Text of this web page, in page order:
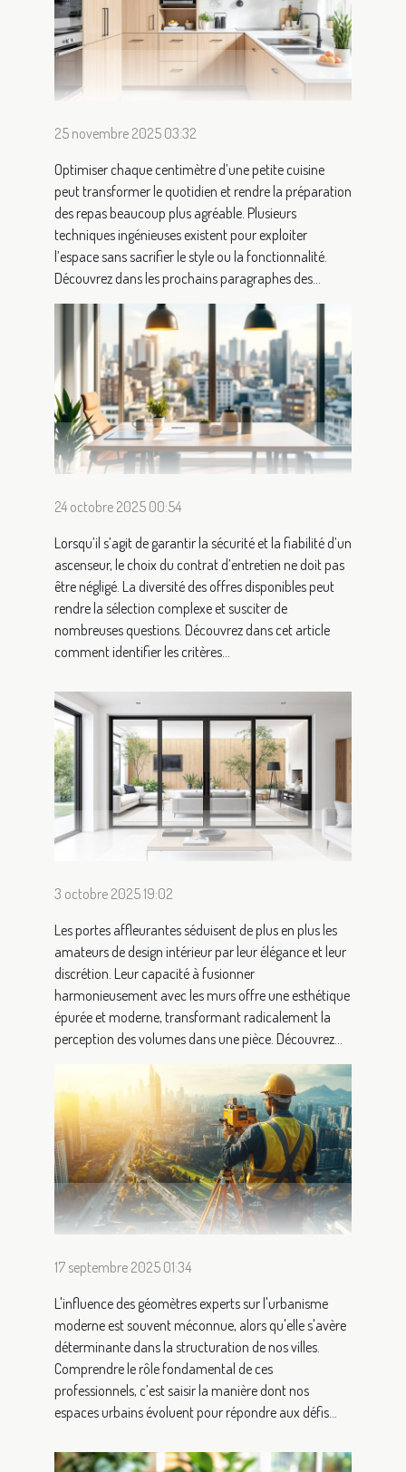
25 novembre 2025 03:32
Optimiser chaque centimètre d’une petite cuisine
peut transformer le quotidien et rendre la préparation
des repas beaucoup plus agréable. Plusieurs
techniques ingénieuses existent pour exploiter
l’espace sans sacrifier le style ou la fonctionnalité.
Découvrez dans les prochains paragraphes des...
24 octobre 2025 00:54
Lorsqu’il s’agit de garantir la sécurité et la fiabilité d’un
ascenseur, le choix du contrat d’entretien ne doit pas
être négligé. La diversité des offres disponibles peut
rendre la sélection complexe et susciter de
nombreuses questions. Découvrez dans cet article
comment identifier les critères...
3 octobre 2025 19:02
Les portes affleurantes séduisent de plus en plus les
amateurs de design intérieur par leur élégance et leur
discrétion. Leur capacité à fusionner
harmonieusement avec les murs offre une esthétique
épurée et moderne, transformant radicalement la
perception des volumes dans une pièce. Découvrez...
17 septembre 2025 01:34
L'influence des géomètres experts sur l'urbanisme
moderne est souvent méconnue, alors qu'elle s'avère
déterminante dans la structuration de nos villes.
Comprendre le rôle fondamental de ces
professionnels, c’est saisir la manière dont nos
espaces urbains évoluent pour répondre aux défis...